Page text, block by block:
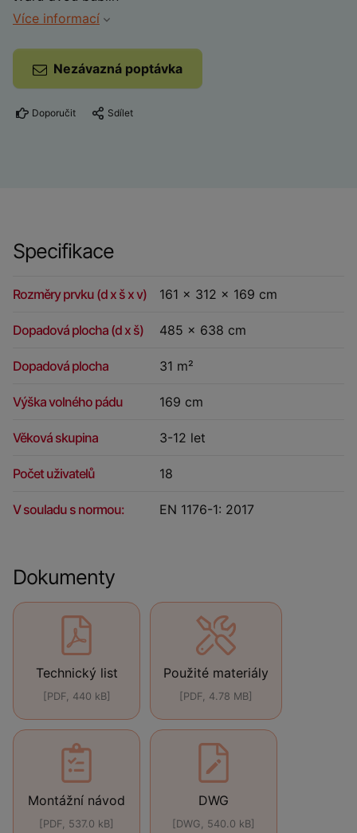
Více informací
Nezávazná poptávka
Doporučit Sdílet
Specifikace
Rozměry prvku (d x š x v) 161 x 312 x 169 cm
Dopadová plocha (d x š) 485 x 638 cm
Dopadová plocha 31 m²
Výška volného pádu 169 cm
Věková skupina 3-12 let
Počet uživatelů 18
V souladu s normou: EN 1176-1: 2017
Dokumenty
Technický list
[PDF, 440 kB]
Použité materiály
[PDF, 4.78 MB]
Montážní návod
[PDF, 537.0 kB]
DWG
[DWG, 540.0 kB]